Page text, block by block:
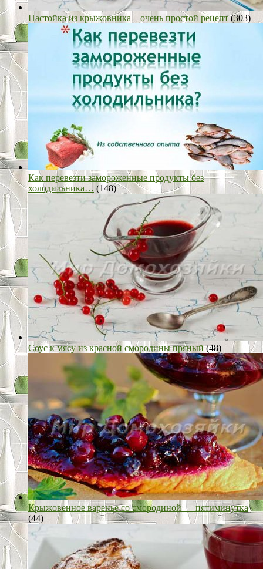
Настойка из крыжовника – очень простой рецепт (303)
Как перевезти замороженные продукты без
холодильника… (148)
Соус к мясу из красной смородины пряный (48)
Крыжовенное варенье со смородиной — пятиминутка
(44)